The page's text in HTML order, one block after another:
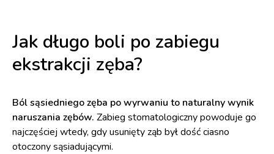
Jak długo boli po zabiegu
ekstrakcji zęba?
Ból sąsiedniego zęba po wyrwaniu to naturalny wynik
naruszania zębów. Zabieg stomatologiczny powoduje go
najczęściej wtedy, gdy usunięty ząb był dość ciasno
otoczony sąsiadującymi.